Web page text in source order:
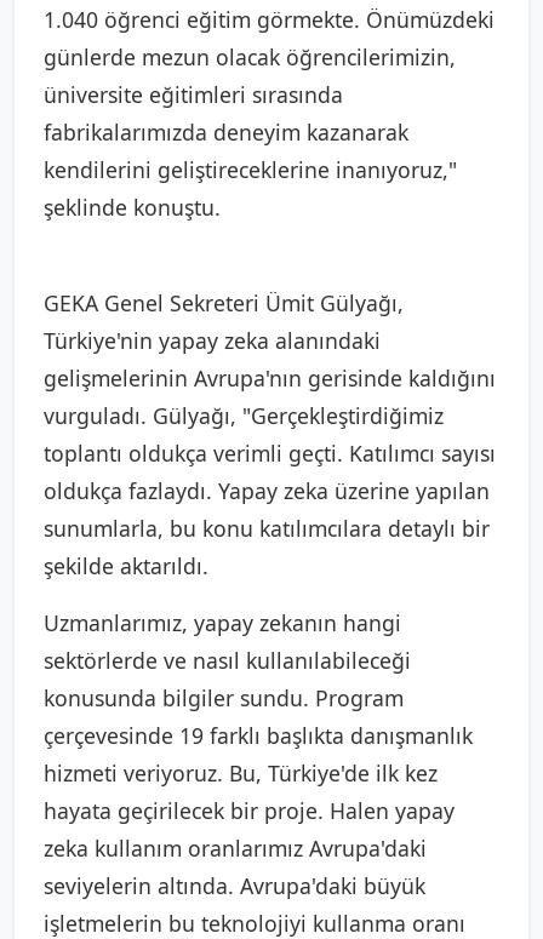
1.040 öğrenci eğitim görmekte. Önümüzdeki
günlerde mezun olacak öğrencilerimizin,
üniversite eğitimleri sırasında
fabrikalarımızda deneyim kazanarak
kendilerini geliştireceklerine inanıyoruz,"
şeklinde konuştu.
GEKA Genel Sekreteri Ümit Gülyağı,
Türkiye'nin yapay zeka alanındaki
gelişmelerinin Avrupa'nın gerisinde kaldığını
vurguladı. Gülyağı, "Gerçekleştirdiğimiz
toplantı oldukça verimli geçti. Katılımcı sayısı
oldukça fazlaydı. Yapay zeka üzerine yapılan
sunumlarla, bu konu katılımcılara detaylı bir
şekilde aktarıldı.
Uzmanlarımız, yapay zekanın hangi
sektörlerde ve nasıl kullanılabileceği
konusunda bilgiler sundu. Program
çerçevesinde 19 farklı başlıkta danışmanlık
hizmeti veriyoruz. Bu, Türkiye'de ilk kez
hayata geçirilecek bir proje. Halen yapay
zeka kullanım oranlarımız Avrupa'daki
seviyelerin altında. Avrupa'daki büyük
işletmelerin bu teknolojiyi kullanma oranı